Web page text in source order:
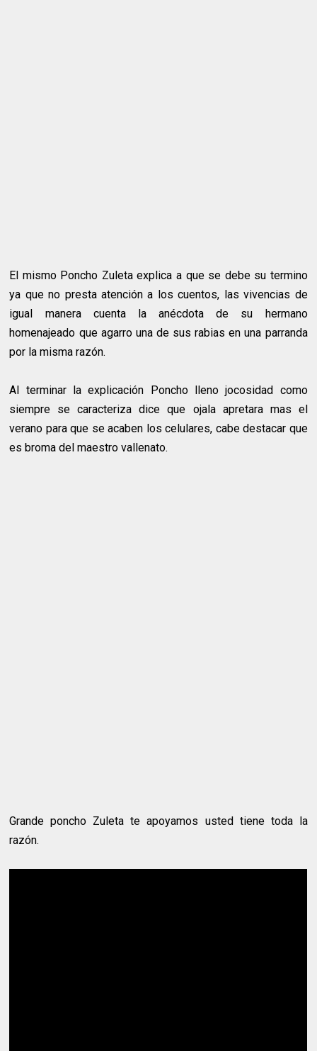
El mismo Poncho Zuleta explica a que se debe su termino
ya que no presta atención a los cuentos, las vivencias de
igual manera cuenta la anécdota de su hermano
homenajeado que agarro una de sus rabias en una parranda
por la misma razón.
Al terminar la explicación Poncho lleno jocosidad como
siempre se caracteriza dice que ojala apretara mas el
verano para que se acaben los celulares, cabe destacar que
es broma del maestro vallenato.
Grande poncho Zuleta te apoyamos usted tiene toda la
razón.